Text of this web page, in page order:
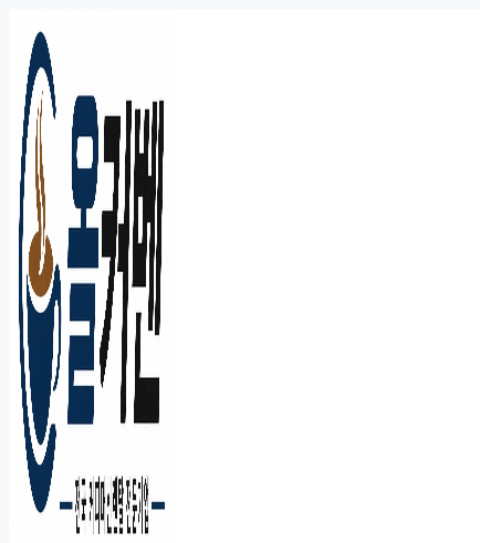
건
너
뛰
기